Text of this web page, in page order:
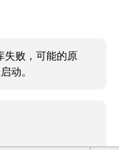
失败，可能的原
动。